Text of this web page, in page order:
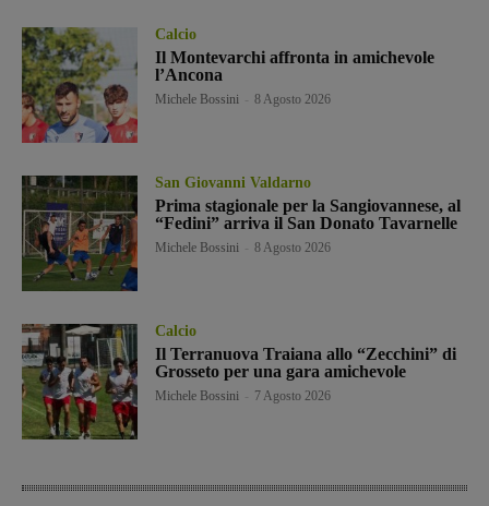
Calcio
Il Montevarchi affronta in amichevole
l’Ancona
Michele Bossini 8 Agosto 2026
San Giovanni Valdarno
Prima stagionale per la Sangiovannese, al
“Fedini” arriva il San Donato Tavarnelle
Michele Bossini 8 Agosto 2026
Calcio
Il Terranuova Traiana allo “Zecchini” di
Grosseto per una gara amichevole
Michele Bossini 7 Agosto 2026